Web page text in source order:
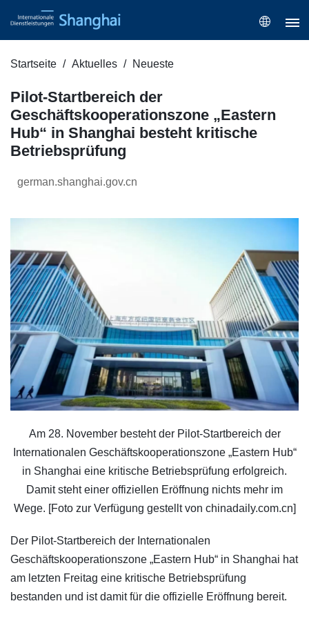
Startseite Aktuelles Neueste
Pilot-Startbereich der
Geschäftskooperationszone „Eastern
Hub“ in Shanghai besteht kritische
Betriebsprüfung
german.shanghai.gov.cn
Am 28. November besteht der Pilot-Startbereich der
Internationalen Geschäftskooperationszone „Eastern Hub“
in Shanghai eine kritische Betriebsprüfung erfolgreich.
Damit steht einer offiziellen Eröffnung nichts mehr im
Wege. [Foto zur Verfügung gestellt von chinadaily.com.cn]
Der Pilot-Startbereich der Internationalen
Geschäftskooperationszone „Eastern Hub“ in Shanghai hat
am letzten Freitag eine kritische Betriebsprüfung
bestanden und ist damit für die offizielle Eröffnung bereit.